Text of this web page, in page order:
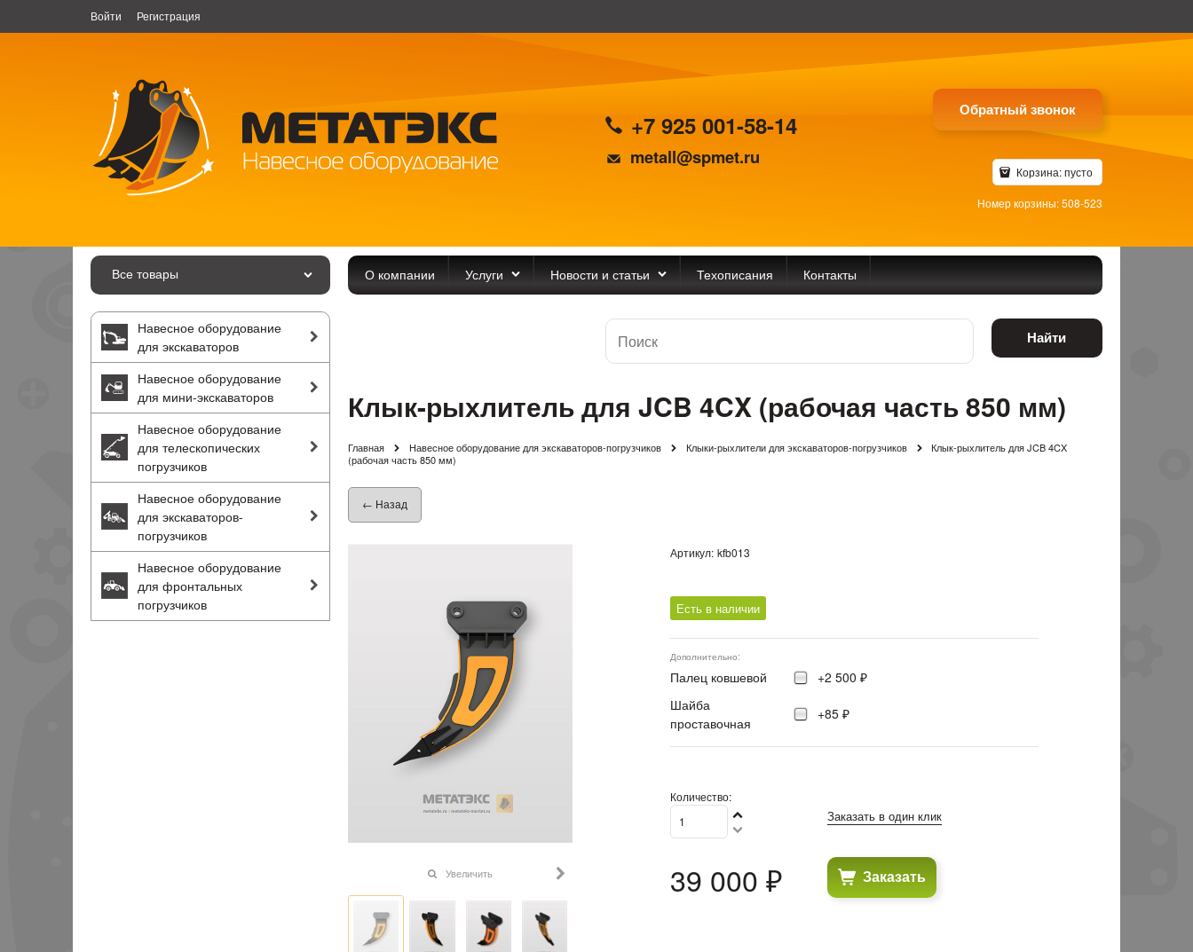
Войти Регистрация
+7 925 001-58-14
metall@spmet.ru
Обратный звонок
Корзина:пусто
Номер корзины: 508-523
Все товары О компании Услуги Новости и статьи Техописания Контакты
Навесное оборудование
для экскаваторов
Навесное оборудование
для мини-экскаваторов
Навесное оборудование
для телескопических
погрузчиков
Навесное оборудование
для экскаваторов-
погрузчиков
Навесное оборудование
для фронтальных
погрузчиков
Найти
Клык-рыхлитель для JCB 4CX (рабочая часть 850 мм)
Главная Навесное оборудование для экскаваторов-погрузчиков Клыки-рыхлители для экскаваторов-погрузчиков
Клык-рыхлитель для JCB 4CX
(рабочая часть 850 мм)
← Назад
Увеличить
Артикул: kfb013
Есть в наличии
Дополнительно:
Палец ковшевой
+2 500 ₽
Шайба
проставочная
+85 ₽
Количество:
39 000 ₽
Заказать в один клик
Заказать